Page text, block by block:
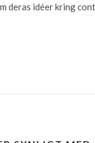
deras idéer kring